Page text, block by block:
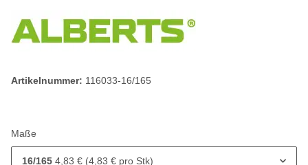
Artikelnummer: 116033-16/165
Maße
16/165 4,83 € (4,83 € pro Stk)